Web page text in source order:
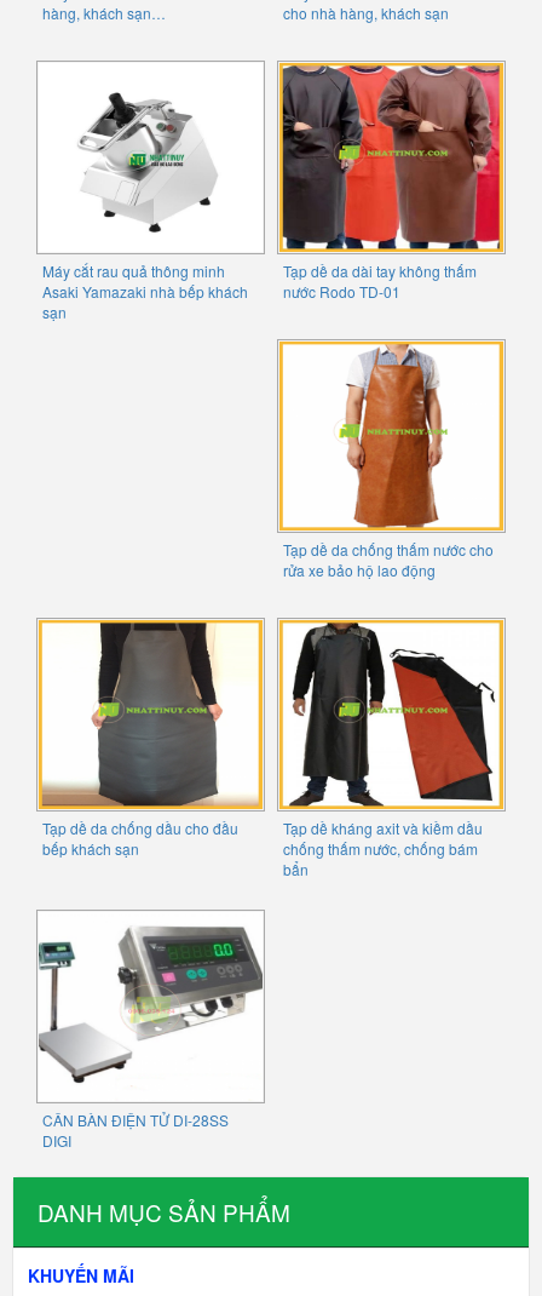
DANH MỤC SẢN PHẨM
KHUYẾN MÃI
hàng, khách sạn…
cho nhà hàng, khách sạn
Máy cắt rau quả thông minh
Asaki Yamazaki nhà bếp khách
sạn
Tạp dề da dài tay không thấm
nước Rodo TD-01
Tạp dề da chống thấm nước cho
rửa xe bảo hộ lao động
Tạp dề da chống dầu cho đầu
bếp khách sạn
Tạp dề kháng axit và kiềm dầu
chống thấm nước, chống bám
bẩn
CÂN BÀN ĐIỆN TỬ DI-28SS
DIGI